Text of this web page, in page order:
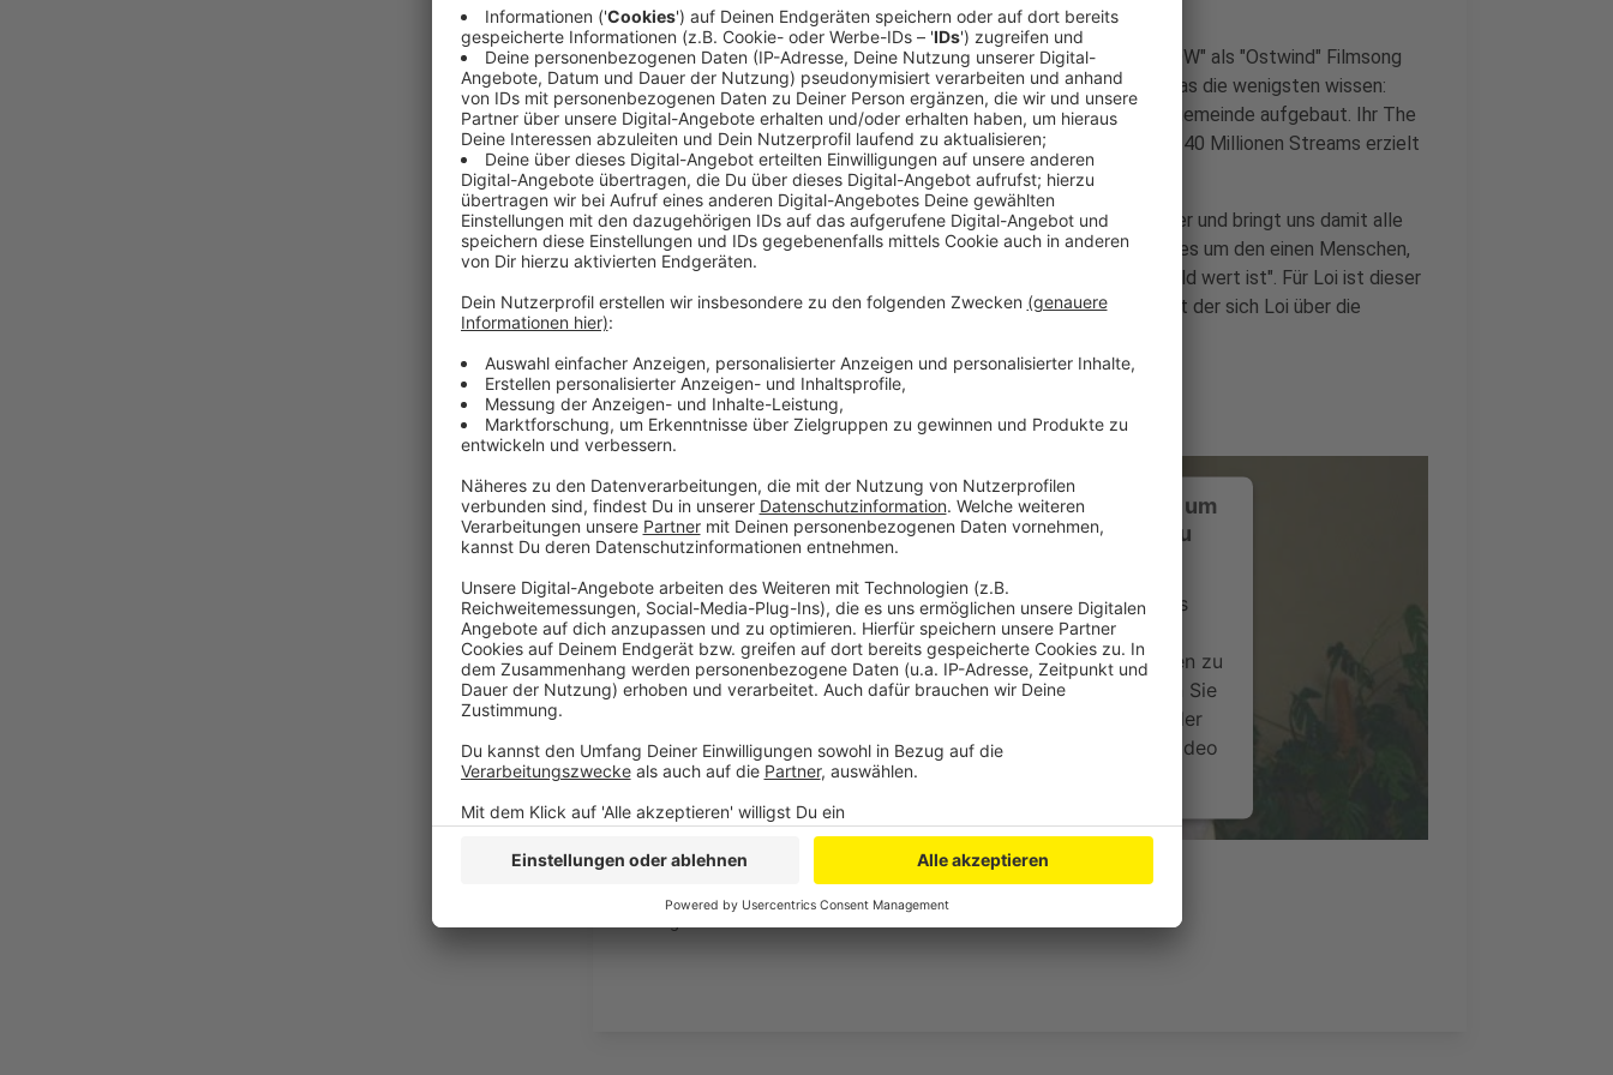
Schon im letzten Jahr machte sie mit ihrer ersten Single "I FOLLOW" als "Ostwind" Filmsong
und McDonalds Winterkampagnen-Track auf sich aufmerksam. Was die wenigsten wissen:
auch international hat sich Loi zwischenzeitlich eine massive Fangemeinde aufgebaut. Ihr The
Weeknd Piano Cover von "Blinding Lights" hat bis heute weit über 40 Millionen Streams erzielt
und steht in Brasilien kurz vor Gold.
Mit "GOLD" kommt Loi nun mit ungewohnt schnellem Tempo daher und bringt uns damit alle
noch einmal in Spätsommer-Feel-Good-Stimmung. Im Song geht es um den einen Menschen,
der einen ein bisschen besser fühlen lässt, eine Beziehung die "Gold wert ist". Für Loi ist dieser
besondere Mensch zum Beispiel ihre enge Freundin Zoe Wees, mit der sich Loi über die
Anzeige
Wir benötigen Ihre Zustimmung, um
den YouTube Video-Service zu
Wir verwenden einen Service eines
Drittanbieters, um Videoinhalte
einzubetten. Dieser Service kann Daten zu
Ihren Aktivitäten sammeln. Bitte lesen Sie
die Details durch und stimmen Sie der
Nutzung des Service zu, um dieses Video
Mehr Informationen
Akzeptieren
powered byUsercentrics Consent Management
Die neue Single der Newcomerin Loi "GOLD"